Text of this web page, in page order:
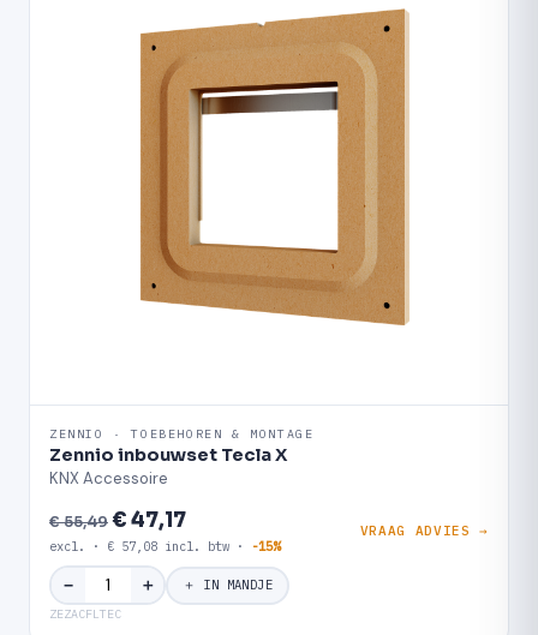
ZENNIO · TOEBEHOREN & MONTAGE
Zennio inbouwset Tecla X
KNX Accessoire
€ 55,49€ 47,17
excl. · € 57,08 incl. btw · -15%
VRAAG ADVIES →
− ＋ ＋ IN MANDJE
ZEZACFLTEC